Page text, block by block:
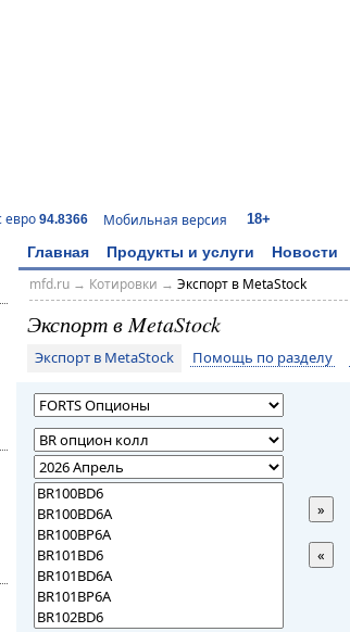
евро 94.8366 Мобильная версия 18+
Главная Продукты и услуги Новости
mfd.ru→ Котировки → Экспорт в MetaStock
Экспорт в MetaStock
Экспорт в MetaStock Помощь по разделу
»
«